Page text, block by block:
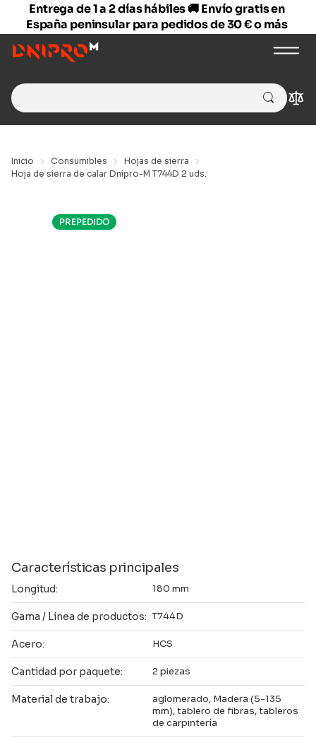
Entrega de 1 a 2 días hábiles 🚚 Envío gratis en
España peninsular para pedidos de 30 € o más
Search
for:
Inicio Consumibles
Hojas de sierra
Hoja de sierra de calar Dnipro-M T744D 2 uds.
PREPEDIDO
Características principales
Longitud: 180 mm
Gama / Línea de productos: T744D
Acero: HCS
Cantidad por paquete: 2 piezas
Material de trabajo:
aglomerado, Madera (5-135
mm), tablero de fibras, tableros
de carpintería